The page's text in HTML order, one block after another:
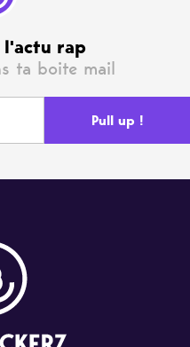
l'actu rap
ta boite mail